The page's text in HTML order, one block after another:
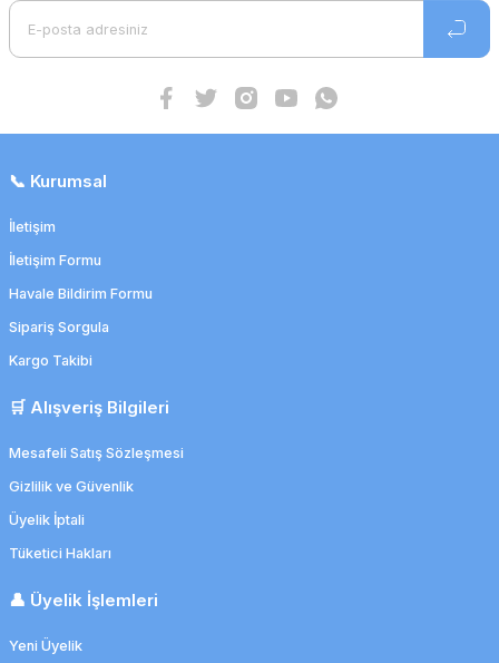
📞 Kurumsal
İletişim
İletişim Formu
Havale Bildirim Formu
Sipariş Sorgula
Kargo Takibi
🛒 Alışveriş Bilgileri
Mesafeli Satış Sözleşmesi
Gizlilik ve Güvenlik
Üyelik İptali
Tüketici Hakları
👤 Üyelik İşlemleri
Yeni Üyelik